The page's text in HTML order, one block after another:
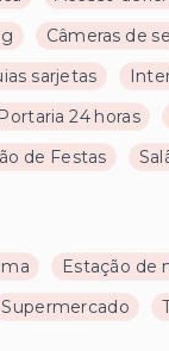
Câmeras de
sarjetas
Portaria 24 horas
de Festas
Estação de
Supermercado